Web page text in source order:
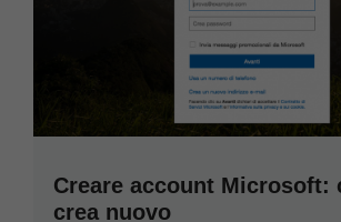
Creare account Microsoft:
crea nuovo